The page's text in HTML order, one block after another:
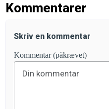
Kommentarer
Skriv en kommentar
Kommentar (påkrævet)